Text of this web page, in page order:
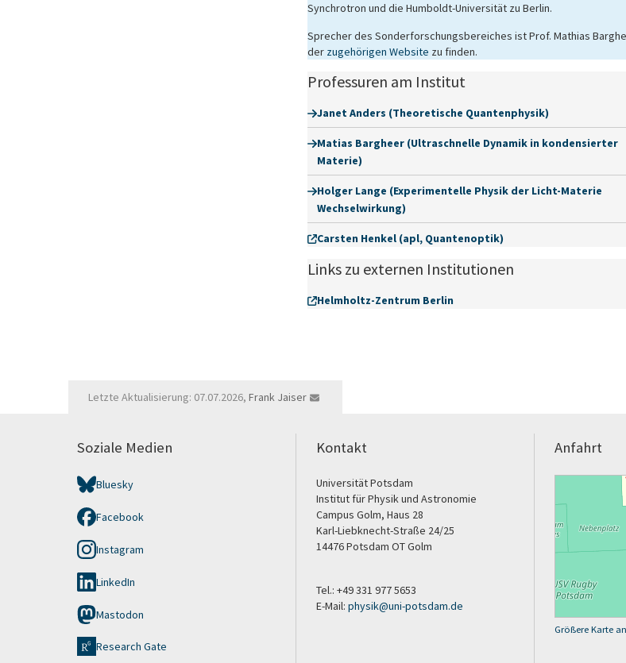
Synchrotron und die Humboldt-Universität zu Berlin.
Sprecher des Sonderforschungsbereiches ist Prof. Mathias
der zugehörigen Website zu finden.
Professuren am Institut
Janet Anders (Theoretische Quantenphysik)
Matias Bargheer (Ultraschnelle Dynamik in kondensierter
Materie)
Holger Lange (Experimentelle Physik der Licht-Materie
Wechselwirkung)
Carsten Henkel (apl, Quantenoptik)
Links zu externen Institutionen
Helmholtz-Zentrum Berlin
Letzte Aktualisierung: 07.07.2026,Frank Jaiser
Soziale Medien
Bluesky
Facebook
Instagram
LinkedIn
Mastodon
Research Gate
Kontakt
Universität Potsdam
Institut für Physik und Astronomie
Campus Golm, Haus 28
Karl-Liebknecht-Straße 24/25
14476 Potsdam OT Golm
Tel.: +49 331 977 5653
E-Mail: physik@uni-potsdam.de
Anfahrt
Größere Karte